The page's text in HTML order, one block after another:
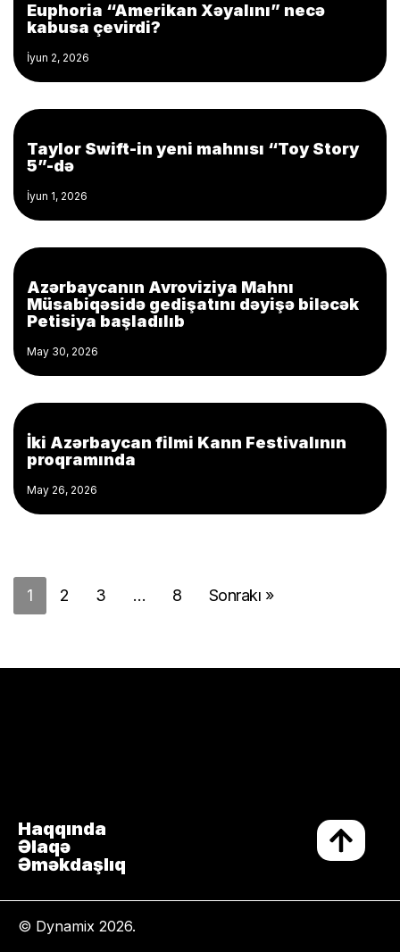
Euphoria “Amerikan Xəyalını” necə
kabusa çevirdi?
İyun 2, 2026
Taylor Swift-in yeni mahnısı “Toy Story
5”-də
İyun 1, 2026
Azərbaycanın Avroviziya Mahnı
Müsabiqəsidə gedişatını dəyişə biləcək
Petisiya başladılıb
May 30, 2026
İki Azərbaycan filmi Kann Festivalının
proqramında
May 26, 2026
1 2 3 … 8 Sonrakı »
Haqqında
Əlaqə
Əməkdaşlıq
© Dynamix 2026.